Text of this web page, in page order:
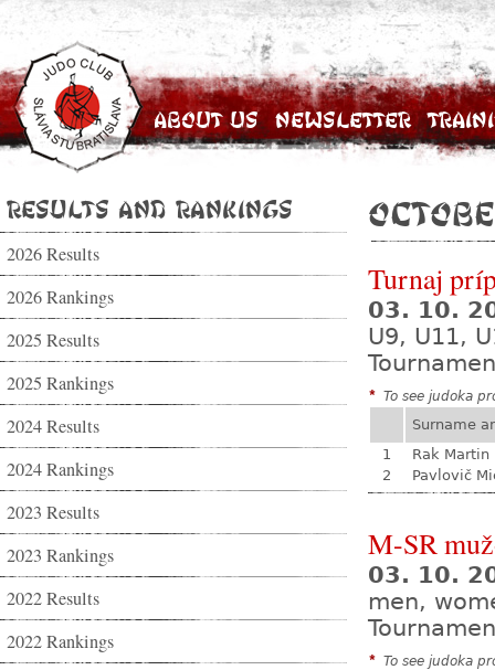
About Us Newsletter
Results and Rankings
2026 Results
2026 Rankings
2025 Results
2025 Rankings
2024 Results
2024 Rankings
2023 Results
2023 Rankings
2022 Results
2022 Rankings
Turnaj
03. 10.
U9, U11,
* To see judoka
Surname
1
Rak Martin
2
Pavlovič
M-SR
03. 10.
men,
* To see judoka